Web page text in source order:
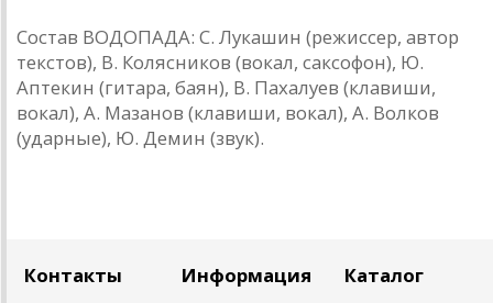
Состав ВОДОПАДА: С. Лукашин (режиссер, автор
текстов), В. Колясников (вокал, саксофон), Ю.
Аптекин (гитара, баян), В. Пахалуев (клавиши,
вокал), А. Мазанов (клавиши, вокал), А. Волков
(ударные), Ю. Демин (звук).
Контакты Информация Каталог